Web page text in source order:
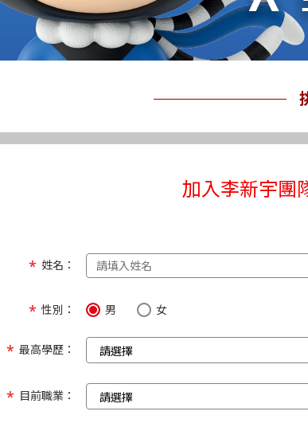
加入李新宇團
姓名：
性別： 男 女
最高學歷：
目前職業：